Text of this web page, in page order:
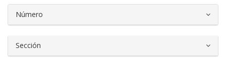
Número
Sección